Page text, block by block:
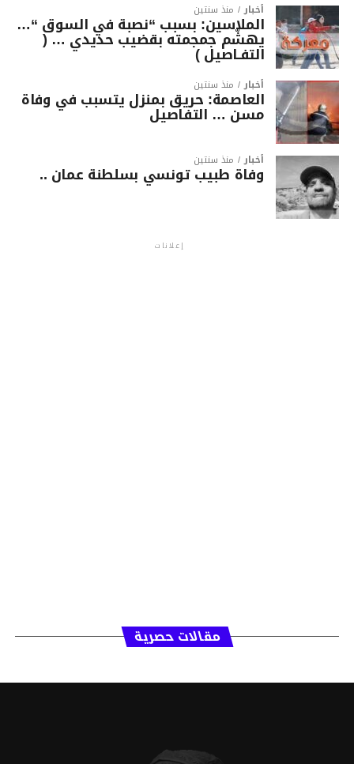
أخبار منذ سنتين
الملاسين: بسبب “نصبة في السوق “…
يهشّم جمجمته بقضيب حديدي … (
التفـاصيل )
أخبار منذ سنتين
العاصمة: حريق بمنزل يتسبب في وفاة
مسن … التفاصيل
أخبار منذ سنتين
وفاة طبيب تونسي بسلطنة عمان ..
إعلانات
مقالات حصرية